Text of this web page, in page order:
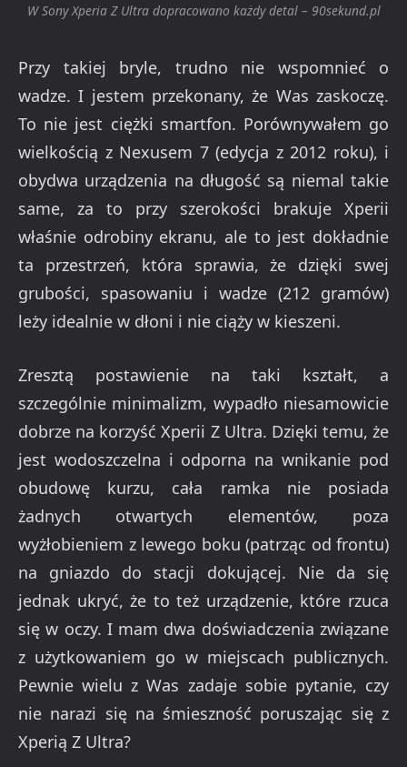
W Sony Xperia Z Ultra dopracowano każdy detal – 90sekund.pl
Przy takiej bryle, trudno nie wspomnieć o
wadze. I jestem przekonany, że Was zaskoczę.
To nie jest ciężki smartfon. Porównywałem go
wielkością z Nexusem 7 (edycja z 2012 roku), i
obydwa urządzenia na długość są niemal takie
same, za to przy szerokości brakuje Xperii
właśnie odrobiny ekranu, ale to jest dokładnie
ta przestrzeń, która sprawia, że dzięki swej
grubości, spasowaniu i wadze (212 gramów)
leży idealnie w dłoni i nie ciąży w kieszeni.
Zresztą postawienie na taki kształt, a
szczególnie minimalizm, wypadło niesamowicie
dobrze na korzyść Xperii Z Ultra. Dzięki temu, że
jest wodoszczelna i odporna na wnikanie pod
obudowę kurzu, cała ramka nie posiada
żadnych otwartych elementów, poza
wyżłobieniem z lewego boku (patrząc od frontu)
na gniazdo do stacji dokującej. Nie da się
jednak ukryć, że to też urządzenie, które rzuca
się w oczy. I mam dwa doświadczenia związane
z użytkowaniem go w miejscach publicznych.
Pewnie wielu z Was zadaje sobie pytanie, czy
nie narazi się na śmieszność poruszając się z
Xperią Z Ultra?